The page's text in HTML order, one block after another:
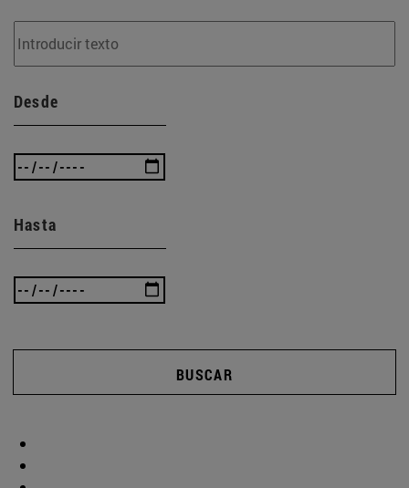
Desde
Hasta
BUSCAR